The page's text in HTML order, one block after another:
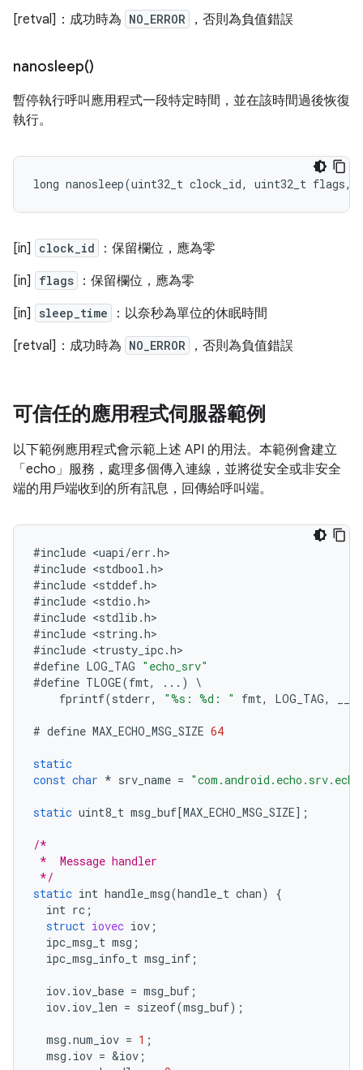
[retval]：成功時為 NO_ERROR ，否則為負值錯誤
nanosleep()
暫停執行呼叫應用程式一段特定時間，並在該時間過後恢復
執行。
long nanosleep(uint32_t clock_id, uint32_t flags,
[in] clock_id
：保留欄位，應為零
[in]
flags
：保留欄位，應為零
[in]
sleep_time
：以奈秒為單位的休眠時間
[retval]：成功時為 NO_ERROR ，否則為負值錯誤
可信任的應用程式伺服器範例
以下範例應用程式會示範上述 API 的用法。本範例會建立
「echo」服務，處理多個傳入連線，並將從安全或非安全
端的用戶端收到的所有訊息，回傳給呼叫端。
#include <uapi/err .h
#include <stdbool .h
#include <stddef.h
#include <stdio .h
#include <stdlib .h
#include <string .h
#include <trusty_ipc.h
#define LOG_TAG "echo_srv"
#define TLOGE(fmt, .. .)
\
fprintf(stderr, "%s: %d: " fmt, LOG_TAG,
# define MAX_ECHO_MSG_SIZE 64
static
const char * srv_name =
static uint8_t msg_buf[MAX_ECHO_MSG_SIZE];
/*
*  Message handler
*/
static int handle_msg(handle_t chan)
{
int rc ;
struct iovec iov ;
ipc_msg_t msg ;
ipc_msg_info_t msg_inf ;
iov. iov_base = msg_buf ;
iov. iov_len = sizeof(msg_buf);
msg .num_iov = 1 ;
msg . iov = &iov ;